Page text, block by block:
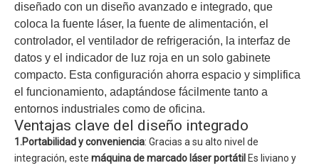
diseñado con un diseño avanzado e integrado, que
coloca la fuente láser, la fuente de alimentación, el
controlador, el ventilador de refrigeración, la interfaz de
datos y el indicador de luz roja en un solo gabinete
compacto. Esta configuración ahorra espacio y simplifica
el funcionamiento, adaptándose fácilmente tanto a
entornos industriales como de oficina.
Ventajas clave del diseño integrado
1.Portabilidad y conveniencia: Gracias a su alto nivel de
integración, este máquina de marcado láser portátil Es liviano y